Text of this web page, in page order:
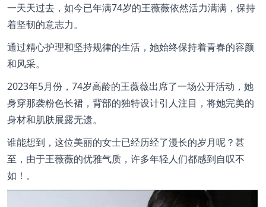
一天天过去，如今已年满74岁的王薇薇依然活力满满，保持
着坚韧的意志力。
通过精心护理和坚持规律的生活，她始终保持着青春的容颜
和风采。
2023年5月份，74岁高龄的王薇薇出席了一场公开活动，她
身穿那袭粉色长裙，背部的独特设计引人注目，将她完美的
身材和肌肤展露无遗。
谁能想到，这位美丽的女士已经历经了漫长的岁月呢？甚
至，由于王薇薇的优雅气质，许多年轻人们都感到自叹不
如！。